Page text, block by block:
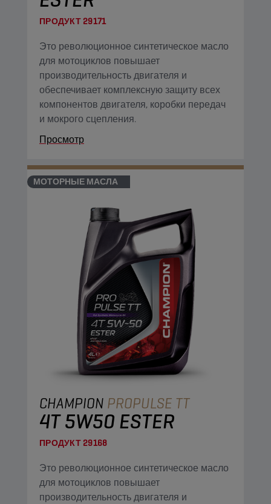
ПРОДУКТ29171
Это революционное синтетическое масло
для мотоциклов повышает
производительность двигателя и
обеспечивает комплексную защиту всех
компонентов двигателя, коробки передач
и мокрого сцепления.
Просмотр
МОТОРНЫЕ МАСЛА
CHAMPION PROPULSE TT
4T 5W50 ESTER
ПРОДУКТ29168
Это революционное синтетическое масло
для мотоциклов повышает
производительность двигателя и